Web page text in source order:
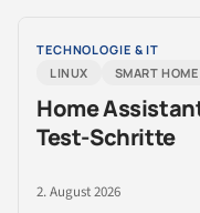
TECHNOLOGIE & IT
LINUX
SMART HOME
Home
Test-Schritte
2. August 2026